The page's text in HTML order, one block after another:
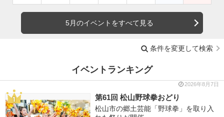
5月のイベントをすべて見る
条件を変更して検索
イベントランキング
2026年8月7日
第61回 松山野球拳おどり
松山市の郷土芸能「野球拳」を取り入